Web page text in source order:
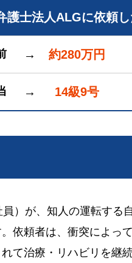
護士法人ALGに依頼
→ 約280万円
→ 14級9号
）が、知人の運転する
依頼者は、衝突によっ
て治療・リハビリを継